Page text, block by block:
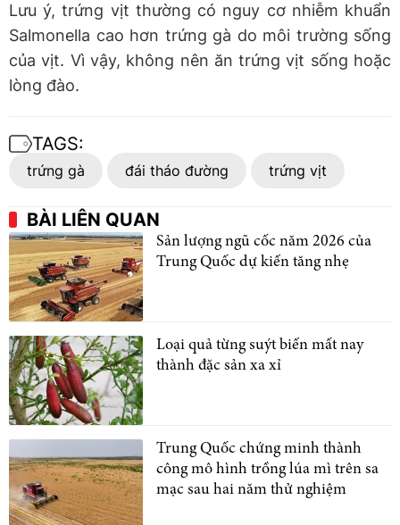
Lưu ý, trứng vịt thường có nguy cơ nhiễm khuẩn
Salmonella cao hơn trứng gà do môi trường sống
của vịt. Vì vậy, không nên ăn trứng vịt sống hoặc
lòng đào.
TAGS:
trứng gà đái tháo đường trứng vịt
BÀI LIÊN QUAN
Sản lượng ngũ cốc năm 2026 của
Trung Quốc dự kiến tăng nhẹ
Loại quả từng suýt biến mất nay
thành đặc sản xa xỉ
Trung Quốc chứng minh thành
công mô hình trồng lúa mì trên sa
mạc sau hai năm thử nghiệm